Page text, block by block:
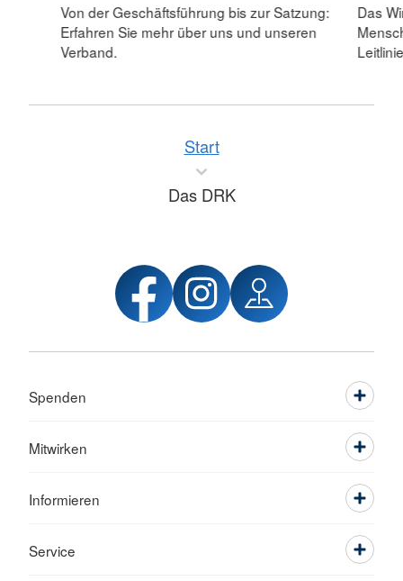
Von der Geschäftsführung bis zur Satzung:
Erfahren Sie mehr über uns und unseren
Verband.
Das
Start
Das DRK
Spenden
Mitwirken
Informieren
Service